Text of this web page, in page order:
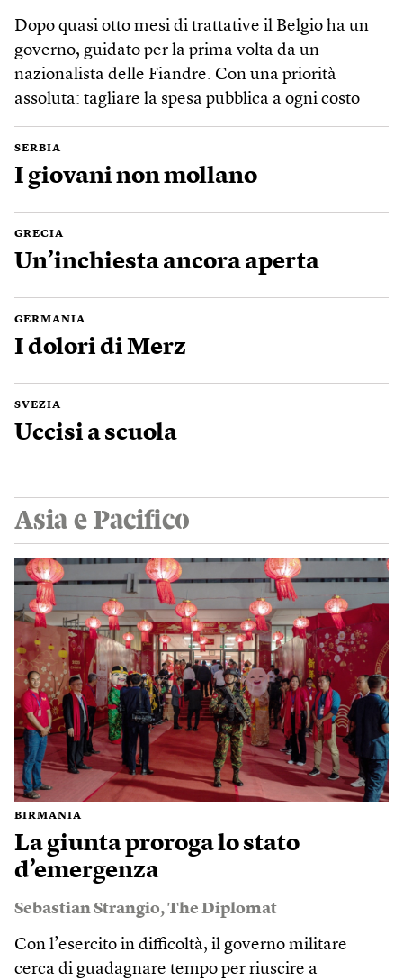
Dopo quasi otto mesi di trattative il Belgio ha un
governo, guidato per la prima volta da un
nazionalista delle Fiandre. Con una priorità
assoluta: tagliare la spesa pubblica a ogni costo
SERBIA
I giovani non mollano
GRECIA
Un’inchiesta ancora aperta
GERMANIA
I dolori di Merz
SVEZIA
Uccisi a scuola
Asia e Pacifico
BIRMANIA
La giunta proroga lo stato
d’emergenza
Sebastian Strangio,The Diplomat
Con l’esercito in difficoltà, il governo militare
cerca di guadagnare tempo per riuscire a